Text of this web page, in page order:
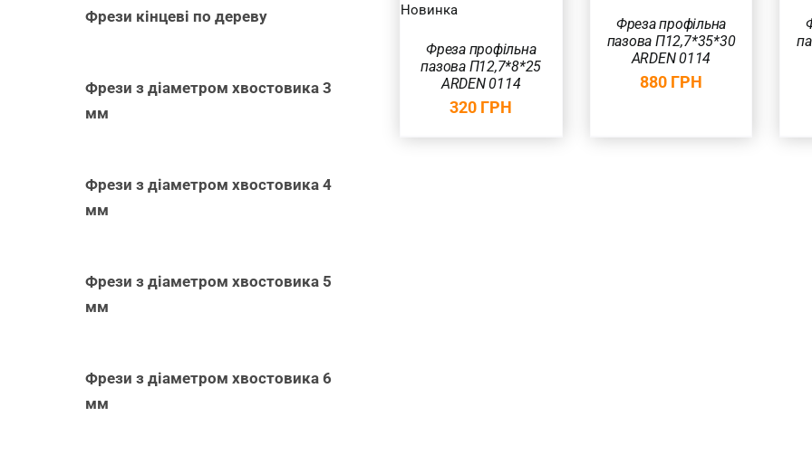
Новинка
Фреза профільна
пазова П12,7*8*25
ARDEN 0114
320 ГРН
Фреза профільна
пазова П12,7*35*30
ARDEN 0114
880 ГРН
Фрези кінцеві по дереву
Фрези з діаметром хвостовика 3
мм
Фрези з діаметром хвостовика 4
мм
Фрези з діаметром хвостовика 5
мм
Фрези з діаметром хвостовика 6
мм